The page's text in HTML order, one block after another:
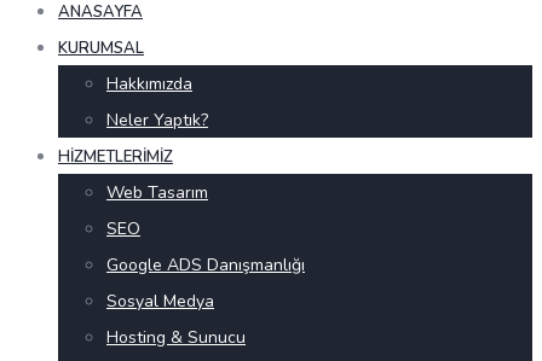
ANASAYFA
KURUMSAL
Hakkımızda
Neler Yaptık?
HIZMETLERIMIZ
Web Tasarım
SEO
Google ADS Danışmanlığı
Sosyal Medya
Hosting & Sunucu